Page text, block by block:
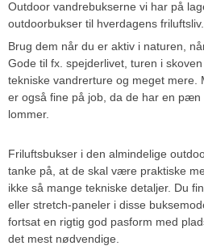
Outdoor vandrebukserne vi har på
outdoorbukser til hverdagens friluftsliv.
Brug dem når du er aktiv i naturen,
Gode til fx. spejderlivet, turen i
tekniske vandrerture og meget mere.
er også fine på job, da de har en pæn
lommer.
Friluftsbukser i den almindelige
tanke på, at de skal være praktiske
ikke så mange tekniske detaljer. Du
eller stretch-paneler i disse
fortsat en rigtig god pasform med
det mest nødvendige.